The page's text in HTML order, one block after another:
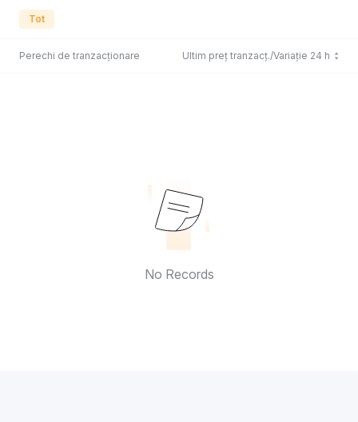
Tot
Perechi de tranzacționare Ultim preț tranzacț./Variație 24 h
No Records